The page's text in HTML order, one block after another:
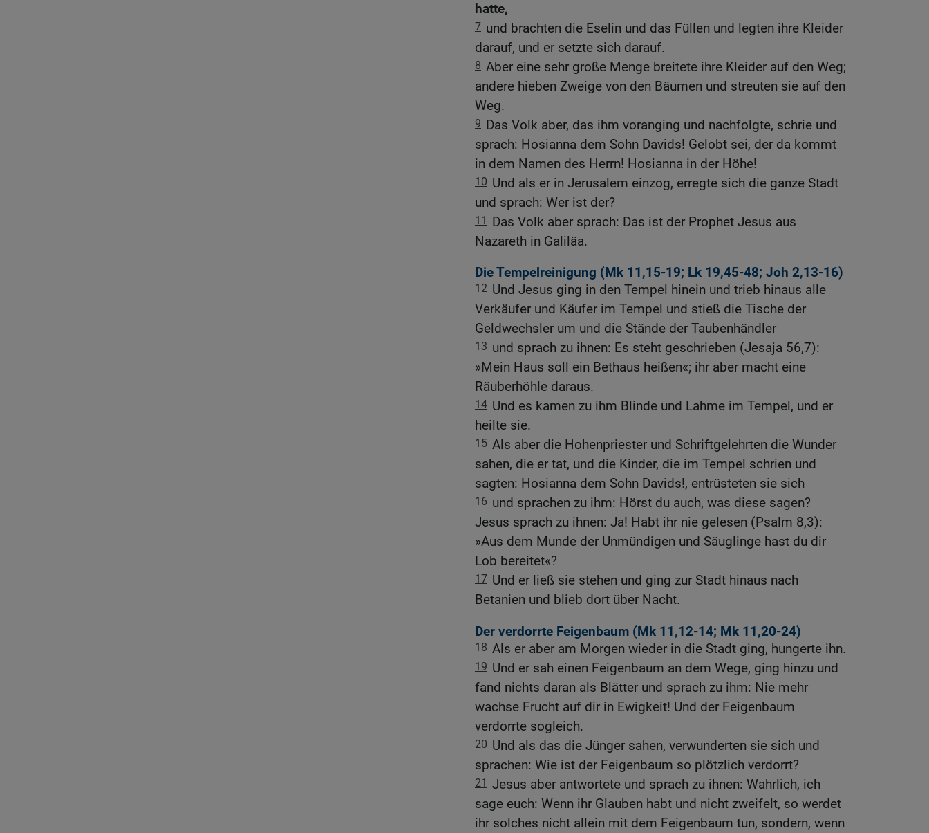
hatte,
7 und brachten die Eselin und das Füllen und legten ihre Kleider
darauf, und er setzte sich darauf.
8 Aber eine sehr große Menge breitete ihre Kleider auf den Weg;
andere hieben Zweige von den Bäumen und streuten sie auf den
Weg.
9 Das Volk aber, das ihm voranging und nachfolgte, schrie und
sprach: Hosianna dem Sohn Davids! Gelobt sei, der da kommt
in dem Namen des Herrn! Hosianna in der Höhe!
10 Und als er in Jerusalem einzog, erregte sich die ganze Stadt
und sprach: Wer ist der?
11
Das Volk aber sprach: Das ist der Prophet Jesus aus
Nazareth in Galiläa.
Die Tempelreinigung (Mk 11,15-19; Lk 19,45-48; Joh 2,13-16)
12 Und Jesus ging in den Tempel hinein und trieb hinaus alle
Verkäufer und Käufer im Tempel und stieß die Tische der
Geldwechsler um und die Stände der Taubenhändler
13 und sprach zu ihnen: Es steht geschrieben (Jesaja 56,7):
»Mein Haus soll ein Bethaus heißen«; ihr aber macht eine
Räuberhöhle daraus.
14 Und es kamen zu ihm Blinde und Lahme im Tempel, und er
heilte sie.
15 Als aber die Hohenpriester und Schriftgelehrten die Wunder
sahen, die er tat, und die Kinder, die im Tempel schrien und
sagten: Hosianna dem Sohn Davids!, entrüsteten sie sich
16 und sprachen zu ihm: Hörst du auch, was diese sagen?
Jesus sprach zu ihnen: Ja! Habt ihr nie gelesen (Psalm 8,3):
»Aus dem Munde der Unmündigen und Säuglinge hast du dir
Lob bereitet«?
17 Und er ließ sie stehen und ging zur Stadt hinaus nach
Betanien und blieb dort über Nacht.
Der verdorrte Feigenbaum (Mk 11,12-14; Mk 11,20-24)
18 Als er aber am Morgen wieder in die Stadt ging, hungerte ihn.
19 Und er sah einen Feigenbaum an dem Wege, ging hinzu und
fand nichts daran als Blätter und sprach zu ihm: Nie mehr
wachse Frucht auf dir in Ewigkeit! Und der Feigenbaum
verdorrte sogleich.
20 Und als das die Jünger sahen, verwunderten sie sich und
sprachen: Wie ist der Feigenbaum so plötzlich verdorrt?
21 Jesus aber antwortete und sprach zu ihnen: Wahrlich, ich
sage euch: Wenn ihr Glauben habt und nicht zweifelt, so werdet
ihr solches nicht allein mit dem Feigenbaum tun, sondern, wenn